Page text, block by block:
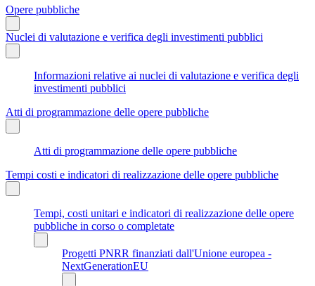
Opere pubbliche
Nuclei di valutazione e verifica degli investimenti pubblici
Informazioni relative ai nuclei di valutazione e verifica degli
investimenti pubblici
Atti di programmazione delle opere pubbliche
Atti di programmazione delle opere pubbliche
Tempi costi e indicatori di realizzazione delle opere pubbliche
Tempi, costi unitari e indicatori di realizzazione delle opere
pubbliche in corso o completate
Progetti PNRR finanziati dall'Unione europea -
NextGenerationEU